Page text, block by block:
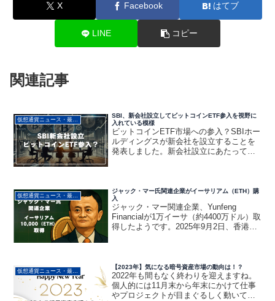
X Facebook はてブ
LINE コピー
関連記事
SBI、新会社設立してビットコインETF参入を視野に
入れている模様
ビットコインETF市場への参入？SBIホー
ルディングスが新会社を設立することを
発表しました。新会社設立にあたっての
準備と見られてい...
ジャック・マー氏関連企業がイーサリアム（ETH）購
入
ジャック・マー関連企業、Yunfeng
Financialが1万イーサ（約4400万ドル）取
得したようです。2025年9月2日、香港上
仮想通貨ニュース・最新動向
【2023年】気になる暗号資産市場の動向は！？
2022年も間もなく終わりを迎えますね。
個人的には11月末から年末にかけて仕事
やプロジェクトが目まぐるしく動いてお